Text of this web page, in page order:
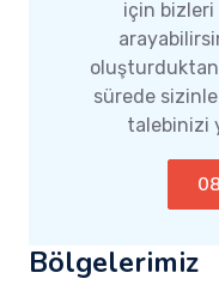
için bizleri
oluşturduktan
sürede
talebinizi
Bölgelerimiz